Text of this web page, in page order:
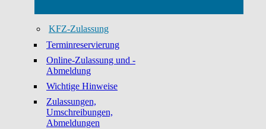
KFZ-Zulassung
Terminreservierung
Online-Zulassung und -
Abmeldung
Wichtige Hinweise
Zulassungen,
Umschreibungen,
Abmeldungen